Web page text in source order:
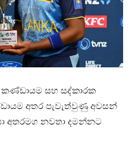
කණ්ඩායම සහ සද්කාරක
අතර පැවැත්වුණු අවසන්
අතරමග නවතා දමන්නට